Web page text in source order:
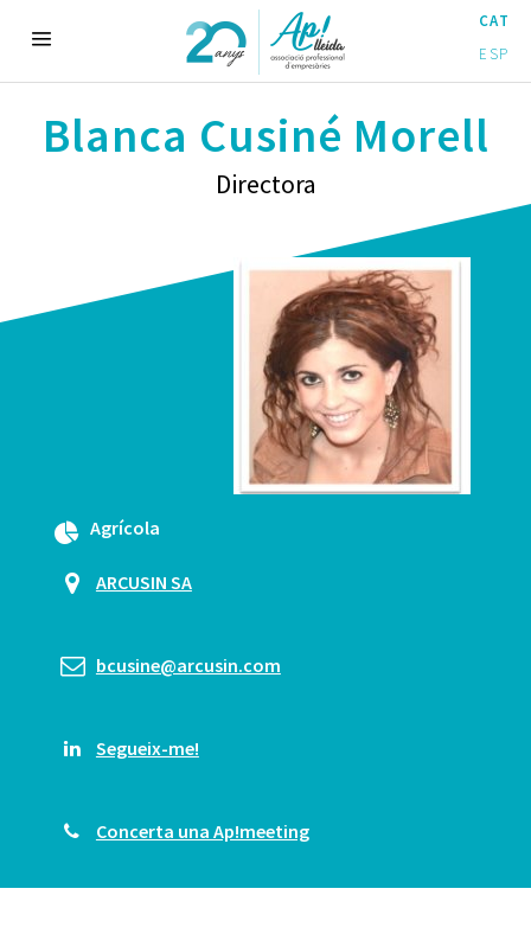
CAT
ESP
Blanca Cusiné Morell
Directora
Agrícola
ARCUSIN SA
bcusine@arcusin.com
Segueix-me!
Concerta una Ap!meeting